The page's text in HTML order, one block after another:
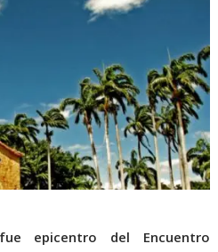
epicentro del Encuentro